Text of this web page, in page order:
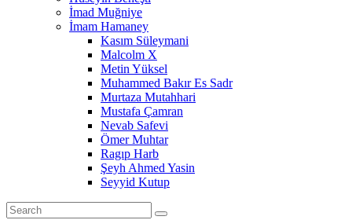
İmad Muğniye
İmam Hamaney
Kasım Süleymani
Malcolm X
Metin Yüksel
Muhammed Bakır Es Sadr
Murtaza Mutahhari
Mustafa Çamran
Nevab Safevi
Ömer Muhtar
Ragıp Harb
Şeyh Ahmed Yasin
Seyyid Kutup